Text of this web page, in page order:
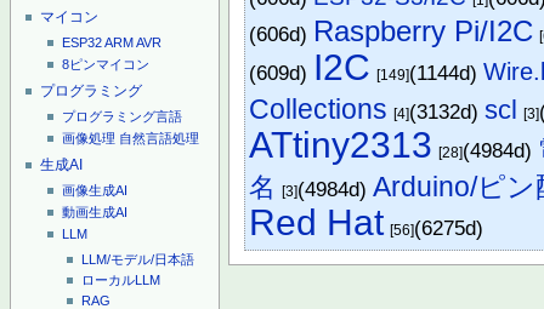
マイコン
ESP32ARMAVR
8ピンマイコン
プログラミング
プログラミング言語
画像処理 自然言語処理
生成AI
画像生成AI
動画生成AI
LLM
LLM/モデル/日本語
ローカルLLM
RAG
(606d) Raspberry Pi/I2C
(609d) I2C [149](1144d)
Collections [4](3132d)scl [3]
ATtiny2313 [28](4984d)
名 [3](4984d)Arduino/ピン
Red Hat [56](6275d)